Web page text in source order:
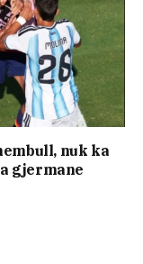
nuk ka
gjermane